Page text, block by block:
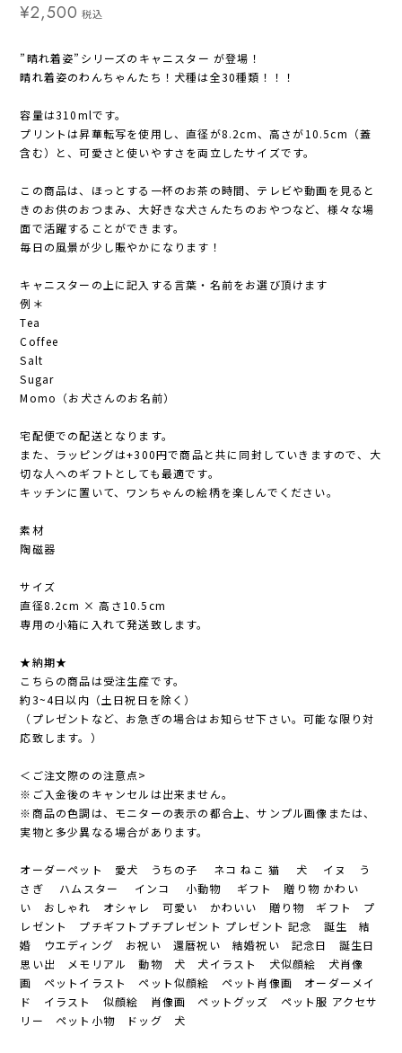
¥2,500 税込
”晴れ着姿”シリーズのキャニスター が登場！
晴れ着姿のわんちゃんたち！犬種は全30種類！！！
容量は310mlです。
プリントは昇華転写を使用し、直径が8.2cm、高さが10.5cm（蓋
含む）と、可愛さと使いやすさを両立したサイズです。
この商品は、ほっとする一杯のお茶の時間、テレビや動画を見ると
きのお供のおつまみ、大好きな犬さんたちのおやつなど、様々な場
面で活躍することができます。
毎日の風景が少し賑やかになります！
キャニスターの上に記入する言葉・名前をお選び頂けます
例＊
Tea
Coffee
Salt
Sugar
Momo（お犬さんのお名前）
宅配便での配送となります。
また、ラッピングは+300円で商品と共に同封していきますので、大
切な人へのギフトとしても最適です。
キッチンに置いて、ワンちゃんの絵柄を楽しんでください。
素材
陶磁器
サイズ
直径8.2cm × 高さ10.5cm
専用の小箱に入れて発送致します。
★納期★
こちらの商品は受注生産です。
約3~4日以内（土日祝日を除く）
（プレゼントなど、お急ぎの場合はお知らせ下さい。可能な限り対
応致します。）
＜ご注文際のの注意点>
※ご入金後のキャンセルは出来ません。
※商品の色調は、モニターの表示の都合上、サンプル画像または、
実物と多少異なる場合があります。
オーダーペット 愛犬 うちの子 ネコ ねこ 猫 犬 イヌ う
さぎ ハムスター インコ 小動物 ギフト 贈り物 かわい
い おしゃれ オシャレ 可愛い かわいい 贈り物 ギフト プ
レゼント プチギフトプチプレゼント プレゼント 記念 誕生 結
婚 ウエディング お祝い 還暦祝い 結婚祝い 記念日 誕生日
思い出 メモリアル 動物 犬 犬イラスト 犬似顔絵 犬肖像
画 ペットイラスト ペット似顔絵 ペット肖像画 オーダーメイ
ド イラスト 似顔絵 肖像画 ペットグッズ ペット服 アクセサ
リー ペット小物 ドッグ 犬